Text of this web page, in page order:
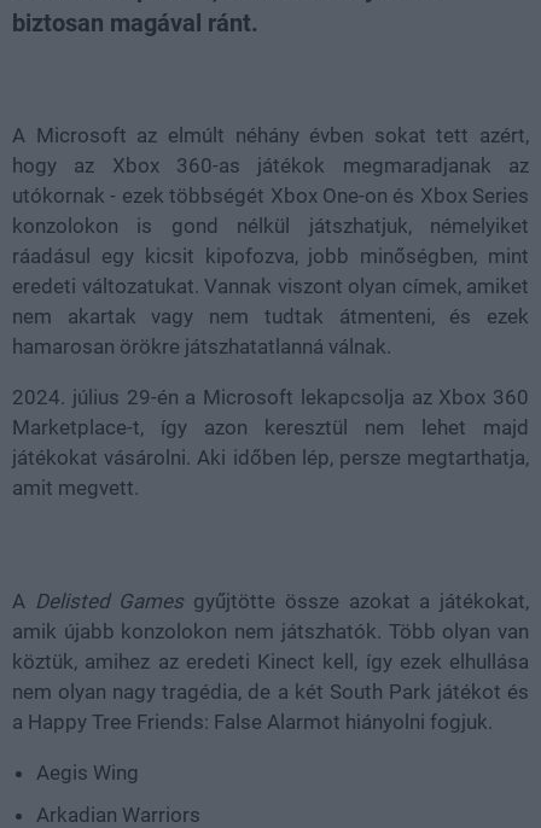
biztosan magával ránt.
A Microsoft az elmúlt néhány évben sokat tett azért,
hogy az Xbox 360-as játékok megmaradjanak az
utókornak - ezek többségét Xbox One-on és Xbox Series
konzolokon is gond nélkül játszhatjuk, némelyiket
ráadásul egy kicsit kipofozva, jobb minőségben, mint
eredeti változatukat. Vannak viszont olyan címek, amiket
nem akartak vagy nem tudtak átmenteni, és ezek
hamarosan örökre játszhatatlanná válnak.
2024. július 29-én a Microsoft lekapcsolja az Xbox 360
Marketplace-t, így azon keresztül nem lehet majd
játékokat vásárolni. Aki időben lép, persze megtarthatja,
amit megvett.
A Delisted Games gyűjtötte össze azokat a játékokat,
amik újabb konzolokon nem játszhatók. Több olyan van
köztük, amihez az eredeti Kinect kell, így ezek elhullása
nem olyan nagy tragédia, de a két South Park játékot és
a Happy Tree Friends: False Alarmot hiányolni fogjuk.
Aegis Wing
Arkadian Warriors